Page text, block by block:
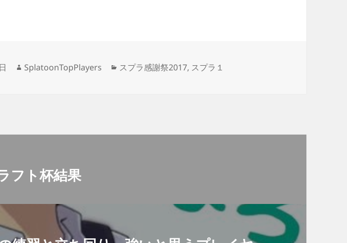
作
SplatoonTopPlayers
カ
スプラ感謝祭2017, スプラ１
フト杯結果